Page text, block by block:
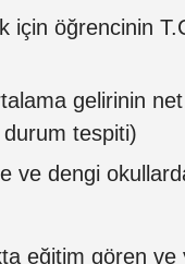
için öğrencinin
gelirinin
durum tespiti)
ve dengi
eğitim gören ve